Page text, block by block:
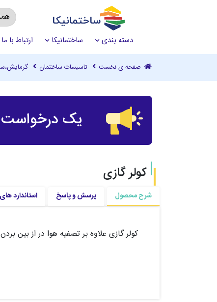
دسته بندی ساختمانیکا ارتباط با ما
صفحه ی نخست تاسیسات ساختمان
یک درخواست
کولر گازی
شرح محصول پرسش و پاسخ استاندارد
کولر گازی علاوه بر تصفیه هوا در از بین